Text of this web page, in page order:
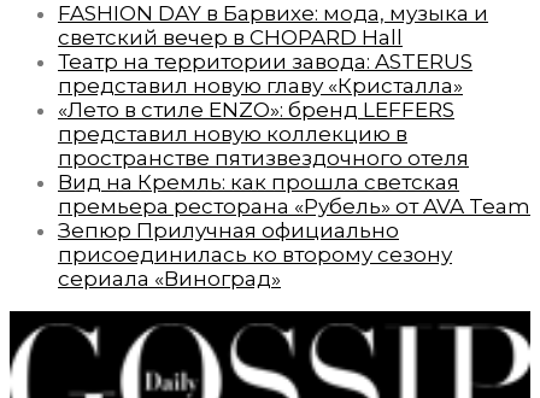
FASHION DAY в Барвихе: мода, музыка и
светский вечер в CHOPARD Hall
Театр на территории завода: ASTERUS
представил новую главу «Кристалла»
«Лето в стиле ENZO»: бренд LEFFERS
представил новую коллекцию в
пространстве пятизвездочного отеля
Вид на Кремль: как прошла светская
премьера ресторана «Рубель» от AVA Team
Зепюр Прилучная официально
присоединилась ко второму сезону
сериала «Виноград»